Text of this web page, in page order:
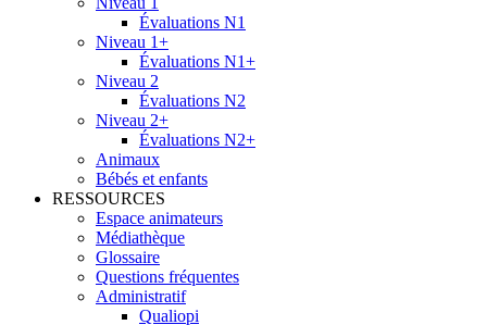
Évaluations N1
Niveau 1+
Évaluations N1+
Niveau 2
Évaluations N2
Niveau 2+
Évaluations N2+
Animaux
Bébés et enfants
RESSOURCES
Espace animateurs
Médiathèque
Glossaire
Questions fréquentes
Administratif
Qualiopi